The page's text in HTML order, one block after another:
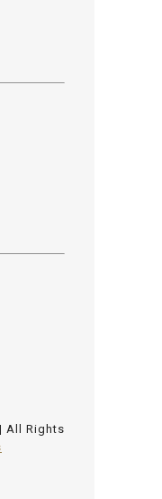
| All Rights